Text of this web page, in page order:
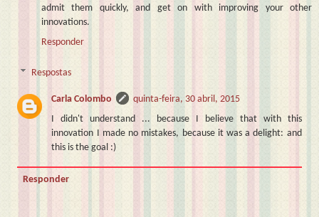
admit them quickly, and get on with improving your other
innovations.
Responder
Respostas
Carla Colombo
quinta-feira, 30 abril, 2015
I didn't understand ... because I believe that with this
innovation I made no mistakes, because it was a delight: and
this is the goal :)
Responder